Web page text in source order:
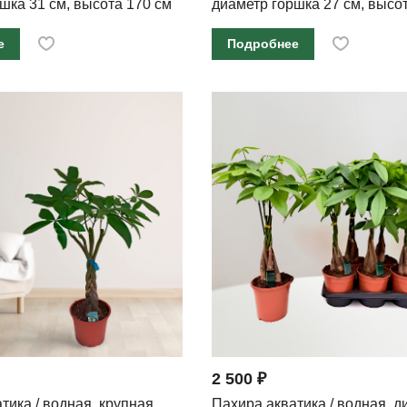
31 см, высота 170 см диаметр горшка 27 см,
Подробнее
/ водная, крупная,
2 500 ₽
Пахира акватика / водная,